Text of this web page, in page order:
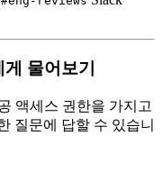
물어보기
액세스 권한을 가지고
질문에 답할 수 있습니